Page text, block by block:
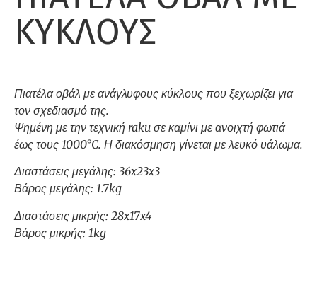
ΚΥΚΛΟΥΣ
Πιατέλα οβάλ με ανάγλυφους κύκλους που ξεχωρίζει για
τον σχεδιασμό της.
Ψημένη με την τεχνική raku σε καμίνι με ανοιχτή φωτιά
έως τους 1000°C. Η διακόσμηση γίνεται με λευκό υάλωμα.
Διαστάσεις μεγάλης: 36x23x3
Βάρος μεγάλης: 1.7kg
Διαστάσεις μικρής: 28x17x4
Βάρος μικρής: 1kg